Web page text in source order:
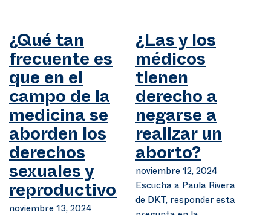
¿Qué tan
frecuente es
que en el
campo de la
medicina se
aborden los
derechos
sexuales y
reproductivos?
noviembre 13, 2024
¿Las y los
médicos
tienen
derecho a
negarse a
realizar un
aborto?
noviembre 12, 2024
Escucha a Paula Rivera
de DKT, responder esta